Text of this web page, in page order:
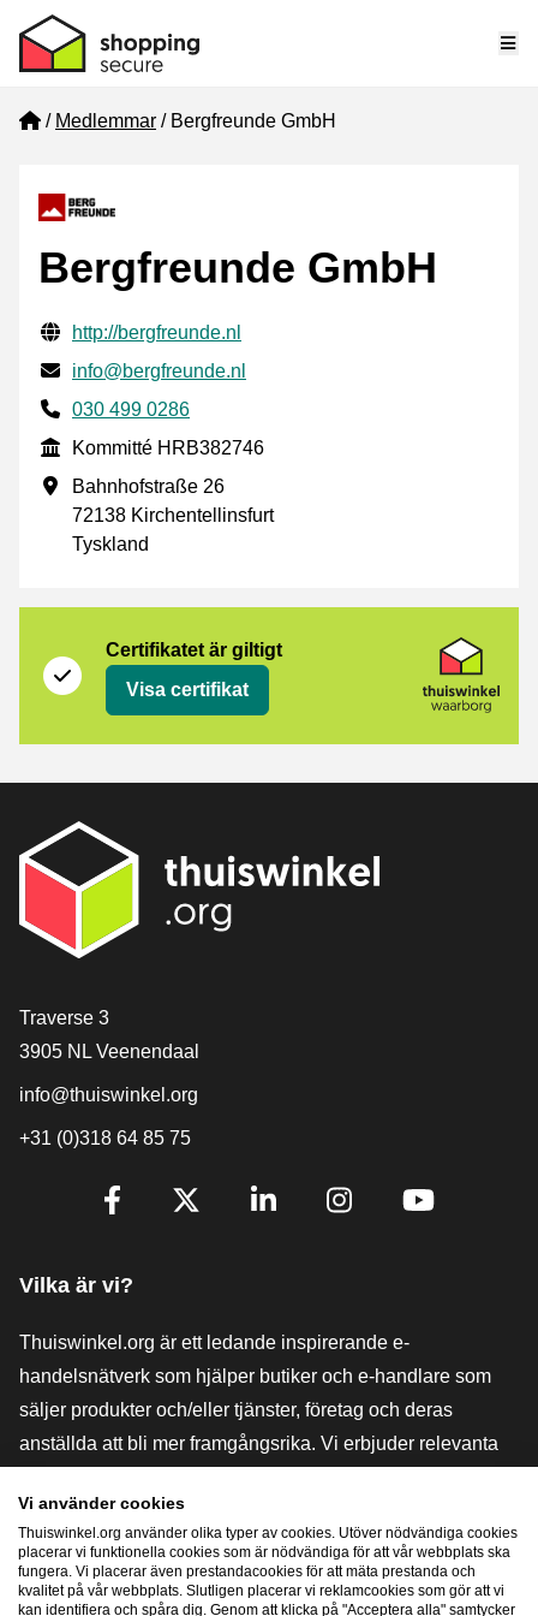
Home
Medlemmar Bergfreunde GmbH
Bergfreunde GmbH
Verifierade kontaktuppgifter
Website URL
http://bergfreunde.nl
E-post
info@bergfreunde.nl
Phone number
030 499 0286
Kommitté
Kommitté HRB382746
Företagsadress
Bahnhofstraße 26
72138 Kirchentellinsfurt
Tyskland
Certifikatet är giltigt
Visa certifikat
[_General:Contact]
Traverse 3
3905 NL Veenendaal
info@thuiswinkel.org
+31 (0)318 64 85 75
[_General:SocialMediaTitle]
Vilka är vi?
Thuiswinkel.org är ett ledande inspirerande e-
handelsnätverk som hjälper butiker och e-handlare som
säljer produkter och/eller tjänster, företag och deras
anställda att bli mer framgångsrika. Vi erbjuder relevanta
Thuiswinkel-recensioner, rättsliga medel och rådgivning,
stöd, marknadsundersökningar och vi har en egen
utbildningsplattform, Thuiswinkel e-Academy.
Vi använder cookies
Thuiswinkel.org använder olika typer av cookies. Utöver nödvändiga cookies
placerar vi funktionella cookies som är nödvändiga för att vår webbplats ska
fungera. Vi placerar även prestandacookies för att mäta prestanda och
kvalitet på vår webbplats. Slutligen placerar vi reklamcookies som gör att vi
kan identifiera och spåra dig. Genom att klicka på "Acceptera alla" samtycker